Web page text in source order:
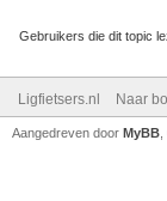
Gebruikers die dit topic
Ligfietsers.nl Naar
Aangedreven door MyBB